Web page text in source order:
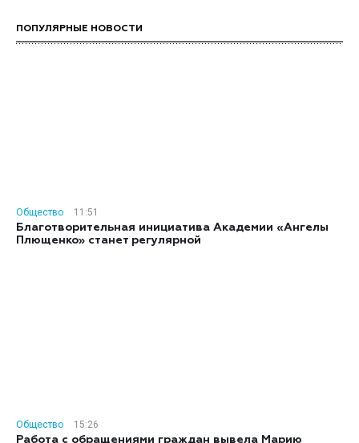
ПОПУЛЯРНЫЕ НОВОСТИ
Общество
11:51
Благотворительная инициатива Академии «Ангелы
Плющенко» станет регулярной
Общество
15:26
Работа с обращениями граждан вывела Марию